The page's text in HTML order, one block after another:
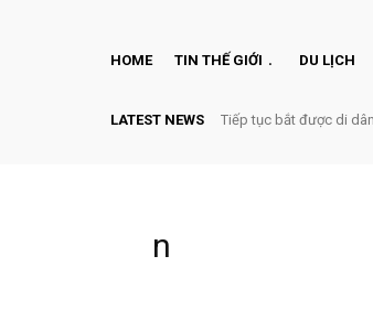
HOME TIN THẾ GIỚI DU LỊCH
LATEST NEWS Tiếp tục bắt được di
n